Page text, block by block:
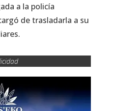
a la policía
de trasladarla a su